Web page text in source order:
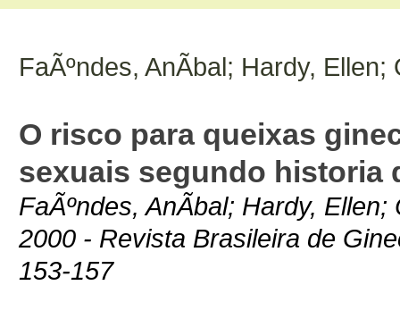
FaÃºndes, AnÃ­bal; Hardy,
O risco para queixas
sexuais segundo historia
FaÃºndes, AnÃ­bal; Hardy,
2000 - Revista Brasileira de
153-157